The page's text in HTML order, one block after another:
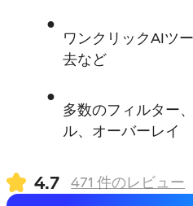
ワンクリックAIツ
去など
多数のフィルター
ル、オーバーレイ
4.7 471件のレビュー